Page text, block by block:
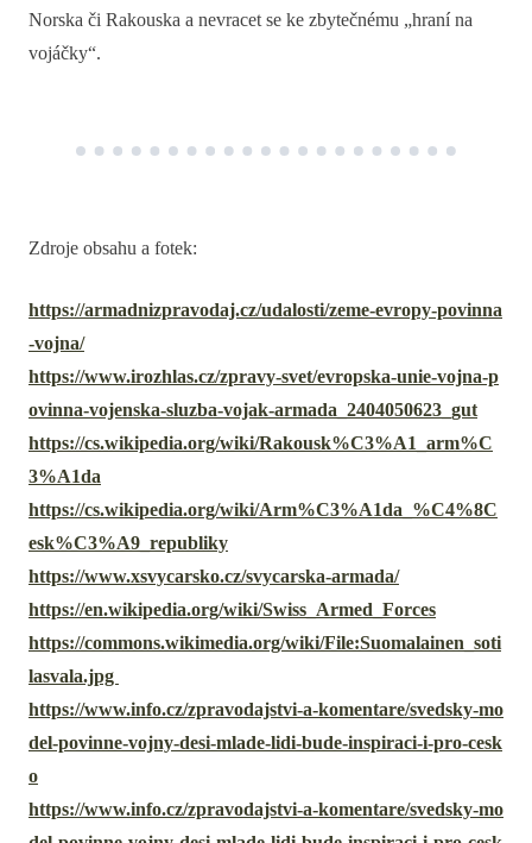
Norska či Rakouska a nevracet se ke zbytečnému „hraní na
vojáčky“.
Zdroje obsahu a fotek:
https://armadnizpravodaj.cz/udalosti/zeme-evropy-povinna
-vojna/
https://www.irozhlas.cz/zpravy-svet/evropska-unie-vojna-p
ovinna-vojenska-sluzba-vojak-armada_2404050623_gut
https://cs.wikipedia.org/wiki/Rakousk%C3%A1_arm%C
3%A1da
https://cs.wikipedia.org/wiki/Arm%C3%A1da_%C4%8C
esk%C3%A9_republiky
https://www.xsvycarsko.cz/svycarska-armada/
https://en.wikipedia.org/wiki/Swiss_Armed_Forces
https://commons.wikimedia.org/wiki/File:Suomalainen_soti
lasvala.jpg
https://www.info.cz/zpravodajstvi-a-komentare/svedsky-mo
del-povinne-vojny-desi-mlade-lidi-bude-inspiraci-i-pro-cesk
o
https://www.info.cz/zpravodajstvi-a-komentare/svedsky-mo